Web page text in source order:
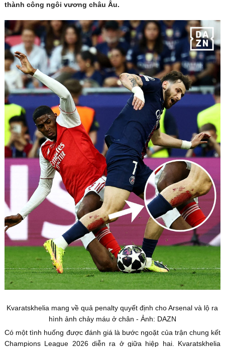
thành công ngôi vương châu Âu.
Kvaratskhelia mang về quả penalty quyết định cho Arsenal và lộ ra
hình ảnh chảy máu ở chân - Ảnh: DAZN
Có một tình huống được đánh giá là bước ngoặt của trận chung kết
Champions League 2026 diễn ra ở giữa hiệp hai. Kvaratskhelia